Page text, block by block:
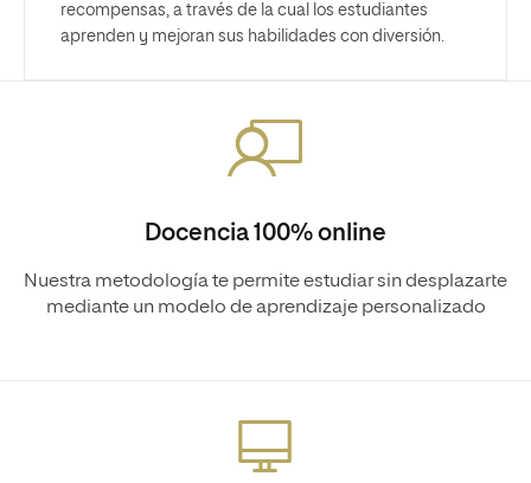
recompensas, a través de la cual los estudiantes
aprenden y mejoran sus habilidades con diversión.
Docencia 100% online
Nuestra metodología te permite estudiar sin desplazarte
mediante un modelo de aprendizaje personalizado